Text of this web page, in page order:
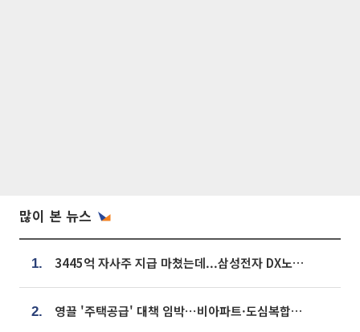
많이 본 뉴스
1. 3445억 자사주 지급 마쳤는데...삼성전자 DX노조, 뒤늦은 '떼쓰기 집회'
2. 영끌 '주택공급' 대책 임박⋯비아파트·도심복합까지 총동원